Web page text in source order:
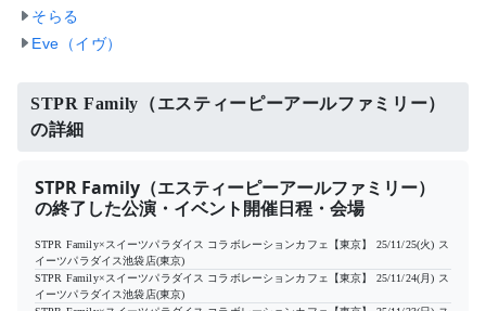
そらる
Eve（イヴ）
STPR Family（エスティーピーアールファミリー）
の詳細
STPR Family（エスティーピーアールファミリー）
の終了した公演・イベント開催日程・会場
STPR Family×スイーツパラダイス コラボレーションカフェ【東京】 25/11/25(火) ス
イーツパラダイス池袋店(東京)
STPR Family×スイーツパラダイス コラボレーションカフェ【東京】
25/11/24(月) ス
イーツパラダイス池袋店(東京)